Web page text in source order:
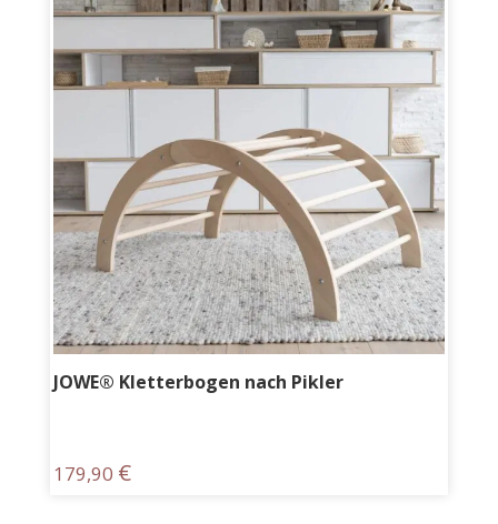
JOWE® Kletterbogen nach Pikler
179,90 €